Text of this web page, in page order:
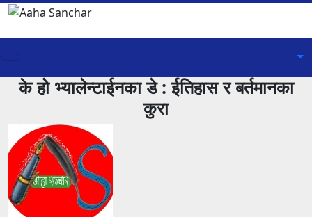
के हो भ्यालेन्टाईनका डे : ईतिहास र बर्तमानका
कुरा